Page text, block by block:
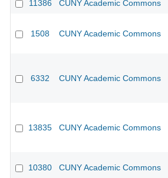
11386
CUNY Academic Commons
1508 CUNY Academic Commons
6332 CUNY Academic Commons
13835 CUNY Academic Commons
10380 CUNY Academic Commons